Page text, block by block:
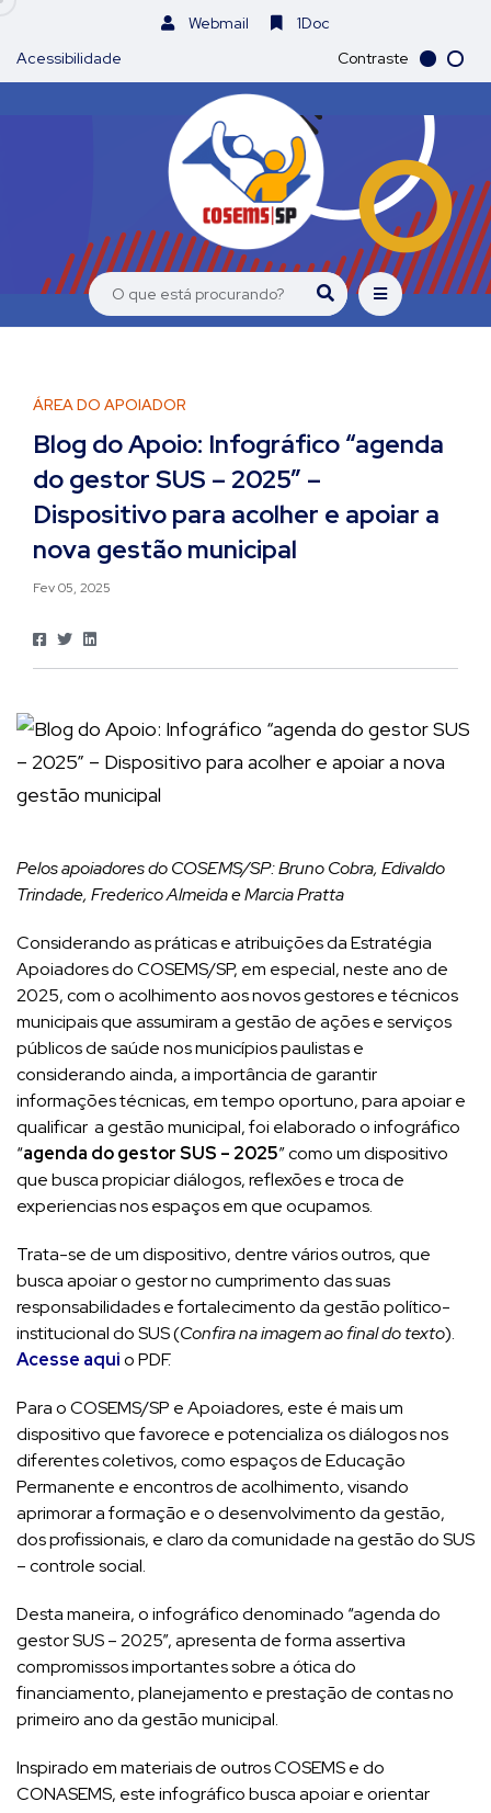
Webmail
1Doc
Acessibilidade
Contraste
ÁREA DO APOIADOR
Blog do Apoio: Infográfico “agenda
do gestor SUS – 2025” –
Dispositivo para acolher e apoiar a
nova gestão municipal
Fev 05, 2025
Pelos apoiadores do COSEMS/SP: Bruno Cobra, Edivaldo
Trindade, Frederico Almeida e Marcia Pratta
Considerando as práticas e atribuições da Estratégia
Apoiadores do COSEMS/SP, em especial, neste ano de
2025, com o acolhimento aos novos gestores e técnicos
municipais que assumiram a gestão de ações e serviços
públicos de saúde nos municípios paulistas e
considerando ainda, a importância de garantir
informações técnicas, em tempo oportuno, para apoiar e
qualificar a gestão municipal, foi elaborado o infográfico
“agenda do gestor SUS – 2025” como um dispositivo
que busca propiciar diálogos, reflexões e troca de
experiencias nos espaços em que ocupamos.
Trata-se de um dispositivo, dentre vários outros, que
busca apoiar o gestor no cumprimento das suas
responsabilidades e fortalecimento da gestão político-
institucional do SUS (Confira na imagem ao final do texto).
Acesse aquio PDF.
Para o COSEMS/SP e Apoiadores, este é mais um
dispositivo que favorece e potencializa os diálogos nos
diferentes coletivos, como espaços de Educação
Permanente e encontros de acolhimento, visando
aprimorar a formação e o desenvolvimento da gestão,
dos profissionais, e claro da comunidade na gestão do SUS
– controle social.
Desta maneira, o infográfico denominado “agenda do
gestor SUS – 2025”, apresenta de forma assertiva
compromissos importantes sobre a ótica do
financiamento, planejamento e prestação de contas no
primeiro ano da gestão municipal.
Inspirado em materiais de outros COSEMS e do
CONASEMS, este infográfico busca apoiar e orientar